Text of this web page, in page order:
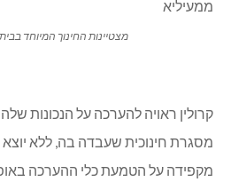
מצטיינות החינוך המיוחד
קרולין ראויה להערכה על הנכונות
מסגרת חינוכית שעבדה בה, ללא יוצא
מקפידה על הטמעת כלי ההערכה